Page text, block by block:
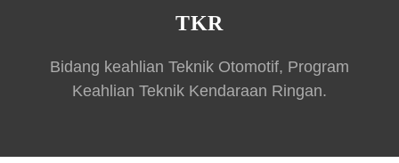
TKR
Bidang keahlian Teknik Otomotif, Program
Keahlian Teknik Kendaraan Ringan.